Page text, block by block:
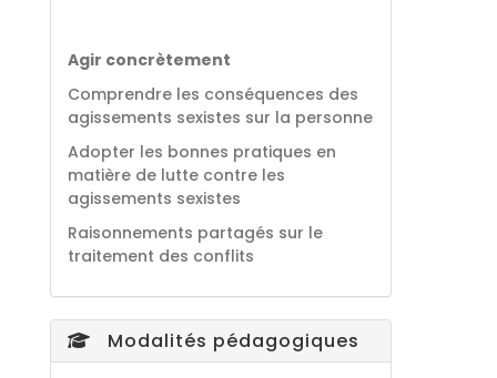
Agir concrètement
Comprendre les conséquences des
agissements sexistes sur la personne
Adopter les bonnes pratiques en
matière de lutte contre les
agissements sexistes
Raisonnements partagés sur le
traitement des conflits
Modalités pédagogiques